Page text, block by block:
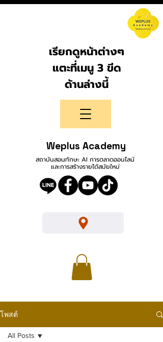
เรียกดูหน้าต่างๆ
แตะที่เมนู 3 ขีด
ด้านล่างนี้
Weplus Academy
สถาบันสอนทักษะ AI การตลาดออนไลน์
และการสร้างรายได้สมัยใหม่
โพสต์
All Posts